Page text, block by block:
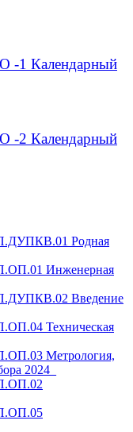
-1 Календарный
-2 Календарный
Родная
Инженерная
Введение
Техническая
Метрология,
2024_